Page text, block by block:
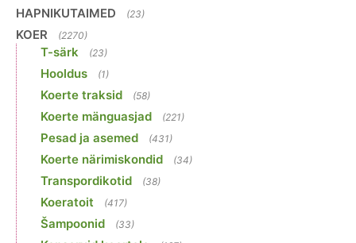
HAPNIKUTAIMED (23)
KOER (2270)
T-särk (23)
Hooldus (1)
Koerte traksid (58)
Koerte mänguasjad (221)
Pesad ja asemed (431)
Koerte närimiskondid (34)
Transpordikotid (38)
Koeratoit (417)
Šampoonid (33)